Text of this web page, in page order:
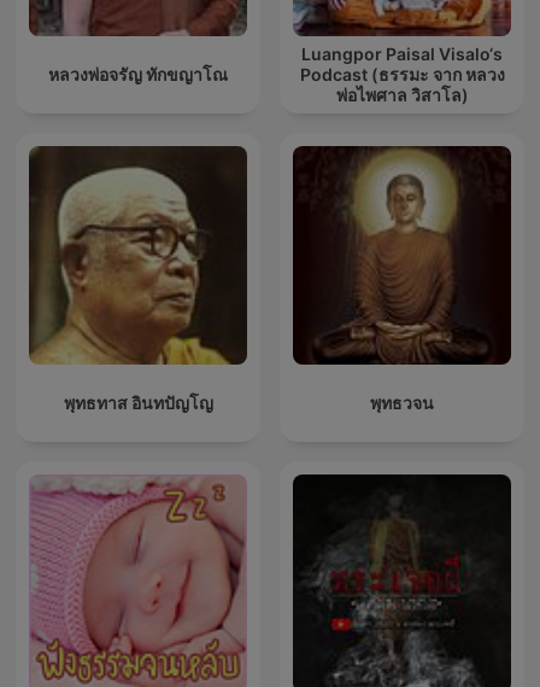
หลวงพ่อจรัญ ทักขญาโณ
Luangpor Paisal Visalo‘s
Podcast (ธรรมะ จาก หลวง
พ่อไพศาล วิสาโล)
พุทธทาส อินทปัญโญ พุทธวจน